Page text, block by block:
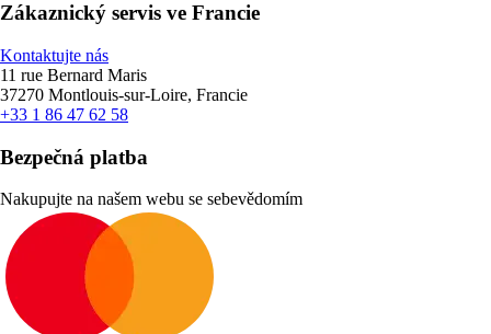
Zákaznický servis ve Francie
Kontaktujte nás
11 rue Bernard Maris
37270 Montlouis-sur-Loire, Francie
+33 1 86 47 62 58
Bezpečná platba
Nakupujte na našem webu se sebevědomím